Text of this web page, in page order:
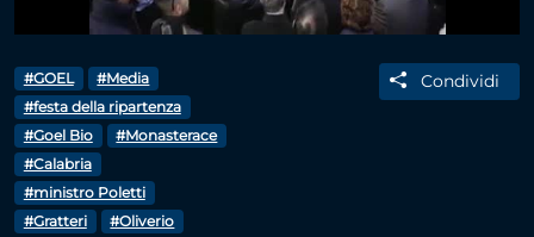
Video
#GOEL
#Media
#festa della ripartenza
#Goel Bio
#Monasterace
#Calabria
#ministro Poletti
#Gratteri
#Oliverio
Condividi